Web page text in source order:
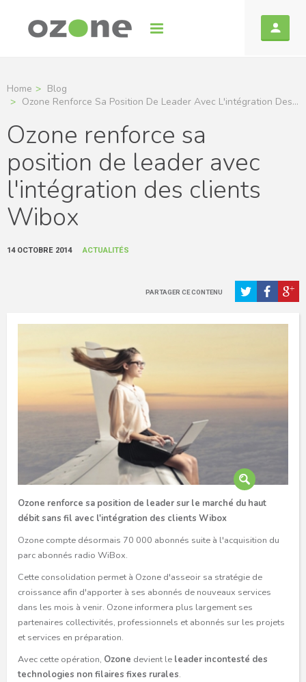
Home
Blog
Ozone Renforce Sa Position De Leader Avec L'intégration Des...
Ozone renforce sa
position de leader avec
l'intégration des clients
Wibox
14 OCTOBRE 2014 ACTUALITÉS
PARTAGER CE CONTENU
Ozone renforce sa position de leader sur le marché du haut
débit sans fil avec l'intégration des clients Wibox
Ozone compte désormais 70 000 abonnés suite à l'acquisition du
parc abonnés radio WiBox.
Cette consolidation permet à Ozone d'asseoir sa stratégie de
croissance afin d'apporter à ses abonnés de nouveaux services
dans les mois à venir. Ozone informera plus largement ses
partenaires collectivités, professionnels et abonnés sur les projets
et services en préparation.
Avec cette opération, Ozone devient le leader incontesté des
technologies non filaires fixes rurales.